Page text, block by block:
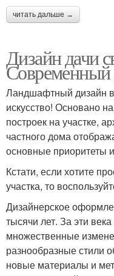
читать дальше →
Дизайн дачи
Современный
Ландшафтный дизайн
искусство! Основано
построек на участке,
частного дома
основные приоритеты
Кстати, если хотите
участка, то
Дизайнерское
тысячи лет. За эти
множественные
разнообразные стили
новые материалы и